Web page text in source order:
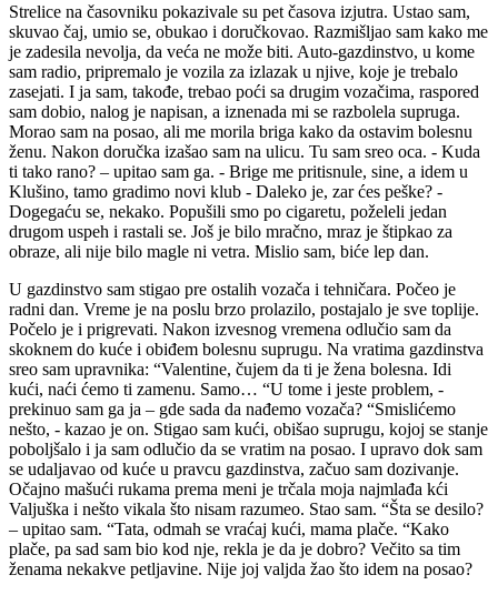
Strelice na časovniku pokazivale su pet časova izjutra. Ustao sam,
skuvao čaj, umio se, obukao i doručkovao. Razmišljao sam kako me
je zadesila nevolja, da veća ne može biti. Auto-gazdinstvo, u kome
sam radio, pripremalo je vozila za izlazak u njive, koje je trebalo
zasejati. I ja sam, takođe, trebao poći sa drugim vozačima, raspored
sam dobio, nalog je napisan, a iznenada mi se razbolela supruga.
Morao sam na posao, ali me morila briga kako da ostavim bolesnu
ženu. Nakon doručka izašao sam na ulicu. Tu sam sreo oca. - Kuda
ti tako rano? – upitao sam ga. - Brige me pritisnule, sine, a idem u
Klušino, tamo gradimo novi klub - Daleko je, zar ćes peške? -
Dogegaću se, nekako. Popušili smo po cigaretu, poželeli jedan
drugom uspeh i rastali se. Još je bilo mračno, mraz je štipkao za
obraze, ali nije bilo magle ni vetra. Mislio sam, biće lep dan.
U gazdinstvo sam stigao pre ostalih vozača i tehničara. Počeo je
radni dan. Vreme je na poslu brzo prolazilo, postajalo je sve toplije.
Počelo je i prigrevati. Nakon izvesnog vremena odlučio sam da
skoknem do kuće i obiđem bolesnu suprugu. Na vratima gazdinstva
sreo sam upravnika: “Valentine, čujem da ti je žena bolesna. Idi
kući, naći ćemo ti zamenu. Samo… “U tome i jeste problem, -
prekinuo sam ga ja – gde sada da nađemo vozača? “Smislićemo
nešto, - kazao je on. Stigao sam kući, obišao suprugu, kojoj se stanje
poboljšalo i ja sam odlučio da se vratim na posao. I upravo dok sam
se udaljavao od kuće u pravcu gazdinstva, začuo sam dozivanje.
Očajno mašući rukama prema meni je trčala moja najmlađa kći
Valjuška i nešto vikala što nisam razumeo. Stao sam. “Šta se desilo?
– upitao sam. “Tata, odmah se vraćaj kući, mama plače. “Kako
plače, pa sad sam bio kod nje, rekla je da je dobro? Večito sa tim
ženama nekakve petljavine. Nije joj valjda žao što idem na posao?